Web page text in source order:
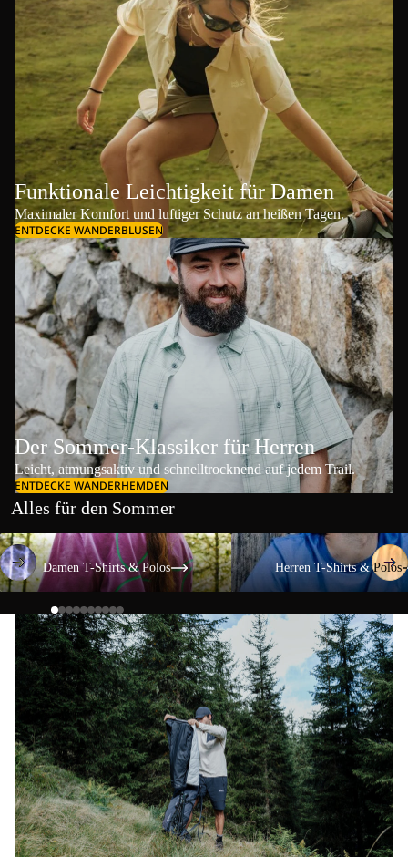
Funktionale Leichtigkeit für Damen
Maximaler Komfort und luftiger Schutz an heißen Tagen.
ENTDECKE WANDERBLUSEN
Der Sommer-Klassiker für Herren
Leicht, atmungsaktiv und schnelltrocknend auf jedem Trail.
ENTDECKE WANDERHEMDEN
Alles für den Sommer
Damen T-Shirts & Polos
Damen T-Shirts & Polos
Herren T-Shirts & Polos
Herren T-Shirts & Polos